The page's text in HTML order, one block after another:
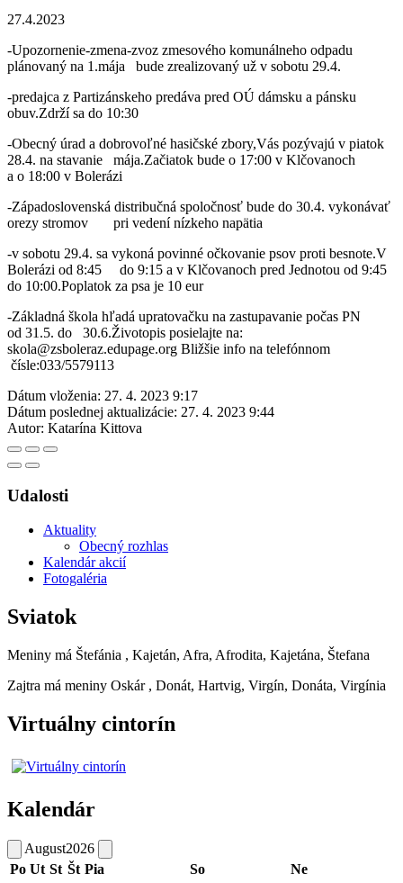
27.4.2023
-Upozornenie-zmena-zvoz zmesového komunálneho odpadu
plánovaný na 1.mája bude zrealizovaný už v sobotu 29.4.
-predajca z Partizánskeho predáva pred OÚ dámsku a pánsku
obuv.Zdrží sa do 10:30
-Obecný úrad a dobrovoľné hasičské zbory,Vás pozývajú v piatok
28.4. na stavanie mája.Začiatok bude o 17:00 v Klčovanoch
a o 18:00 v Bolerázi
-Západoslovenská distribučná spoločnosť bude do 30.4. vykonávať
orezy stromov pri vedení nízkeho napätia
-v sobotu 29.4. sa vykoná povinné očkovanie psov proti besnote.V
Bolerázi od 8:45 do 9:15 a v Klčovanoch pred Jednotou od 9:45
do 10:00.Poplatok za psa je 10 eur
-Základná škola hľadá upratovačku na zastupavanie počas PN
od 31.5. do 30.6.Životopis posielajte na:
skola@zsboleraz.edupage.org Bližšie info na telefónnom
čísle:033/5579113
Dátum vloženia: 27. 4. 2023 9:17
Dátum poslednej aktualizácie: 27. 4. 2023 9:44
Autor: Katarína Kittova
Udalosti
Aktuality
Obecný rozhlas
Kalendár akcií
Fotogaléria
Sviatok
Meniny má Štefánia , Kajetán, Afra, Afrodita, Kajetána, Štefana
Zajtra má meniny Oskár , Donát, Hartvig, Virgín, Donáta, Virgínia
Virtuálny cintorín
Kalendár
August2026
Po Ut St Št Pia So
Ne